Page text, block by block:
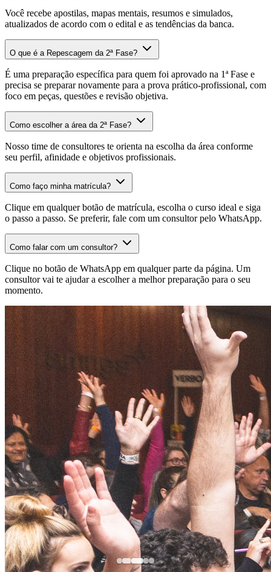
Você recebe apostilas, mapas mentais, resumos e simulados,
atualizados de acordo com o edital e as tendências da banca.
O que é a Repescagem da 2ª Fase?
É uma preparação específica para quem foi aprovado na 1ª Fase e
precisa se preparar novamente para a prova prático-profissional, com
foco em peças, questões e revisão objetiva.
Como escolher a área da 2ª Fase?
Nosso time de consultores te orienta na escolha da área conforme
seu perfil, afinidade e objetivos profissionais.
Como faço minha matrícula?
Clique em qualquer botão de matrícula, escolha o curso ideal e siga
o passo a passo. Se preferir, fale com um consultor pelo WhatsApp.
Como falar com um consultor?
Clique no botão de WhatsApp em qualquer parte da página. Um
consultor vai te ajudar a escolher a melhor preparação para o seu
momento.